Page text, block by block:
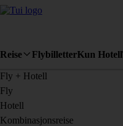
Reise FlybilletterKun Hotell
Fly + Hotell
Fly
Hotell
Kombinasjonsreise